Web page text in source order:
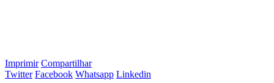
Imprimir Compartilhar
Twitter Facebook Whatsapp Linkedin